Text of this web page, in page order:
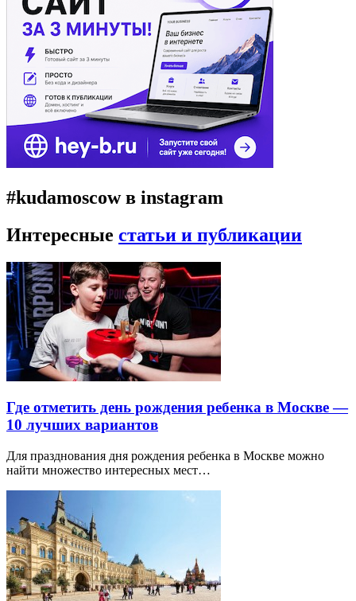
#kudamoscow в instagram
Интересные статьи и публикации
Где отметить день рождения ребенка в Москве —
10 лучших вариантов
Для празднования дня рождения ребенка в Москве можно
найти множество интересных мест…